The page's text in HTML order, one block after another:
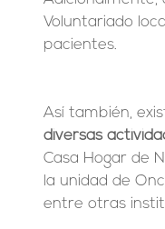
Voluntariado
pacientes.
Así también,
diversas
Casa Hogar de
la unidad de
entre otras